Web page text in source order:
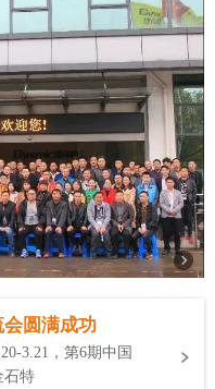
会圆满成功
3.21，第6期中国
石特